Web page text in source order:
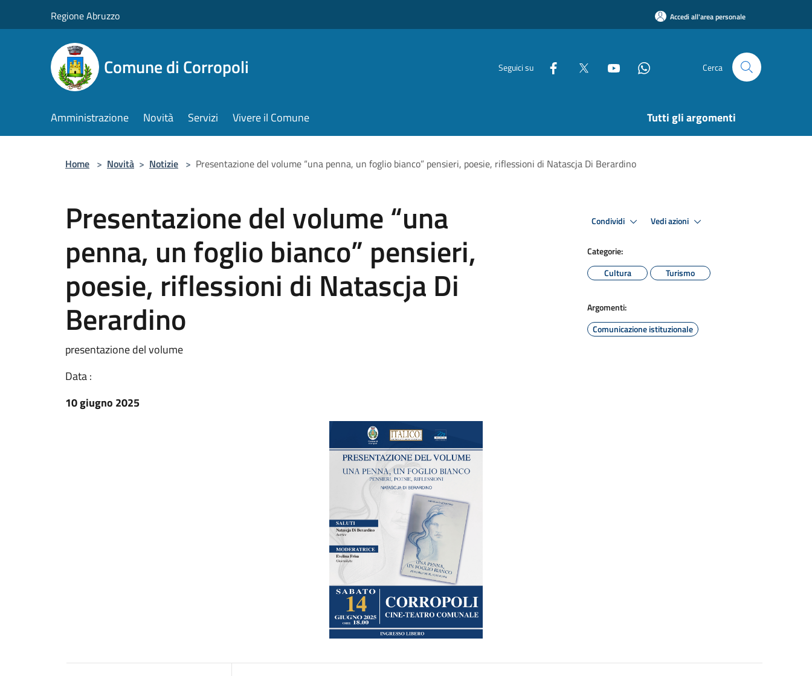
Regione Abruzzo Accedi all'area personale
Comune di Corropoli Seguici su Cerca
Amministrazione Novità Servizi Vivere il Comune Tutti gli argomenti
Home > Novità > Notizie > Presentazione del volume “una penna, un foglio bianco” pensieri, poesie, riflessioni di Natascja Di Berardino
Presentazione del volume “una
penna, un foglio bianco” pensieri,
poesie, riflessioni di Natascja Di
Berardino
presentazione del volume
Data :
10 giugno 2025
Condividi Vedi azioni
Categorie:
Cultura
Turismo
Argomenti:
Comunicazione istituzionale